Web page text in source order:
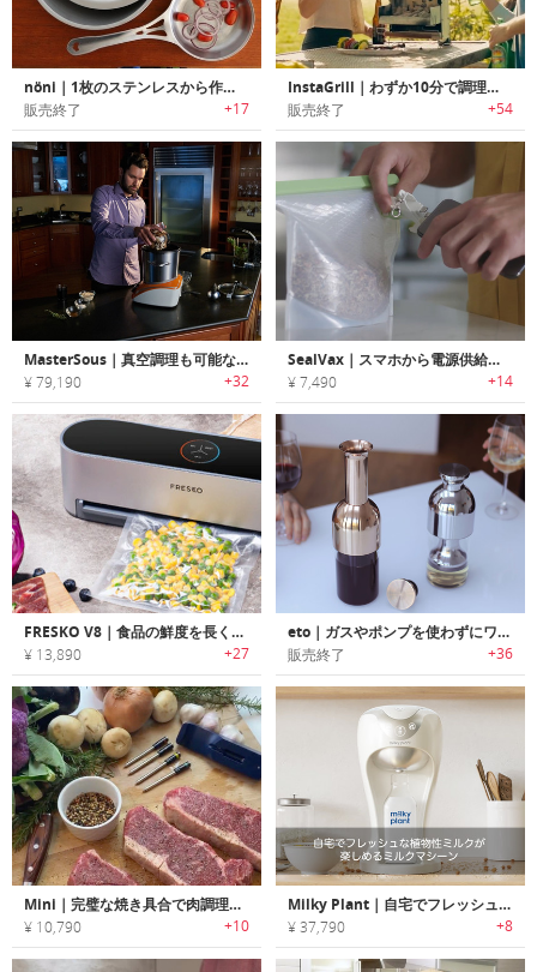
nöni｜1枚のステンレスから作られた調理器具シリーズ「nöni」
販売終了 +17
InstaGrill｜わずか10分で調理可能なコンパクトBBQグリル「インスタグリル」
販売終了 +54
MasterSous｜真空調理も可能な8-in-1スマートクッカー「マスタースー」
¥ 79,190 +32
SealVax｜スマホから電源供給するハンドヘルド真空密閉デバイス「シールヴァックス」
¥ 7,490 +14
FRESKO V8｜食品の鮮度を長く保つハンズフリーバキュームシーラー「フレスコV8」
¥ 13,890 +27
eto｜ガスやポンプを使わずにワインの風味を1週間フレッシュに保てるデキャンタ「エトー」
販売終了 +36
Mini｜完璧な焼き具合で肉調理が楽しめるワイヤレス温度計「ミニ」
¥ 10,790 +10
Milky Plant｜自宅でフレッシュな植物性ミルクが楽しめるミルクマシーン「ミルキープラント」
¥ 37,790 +8